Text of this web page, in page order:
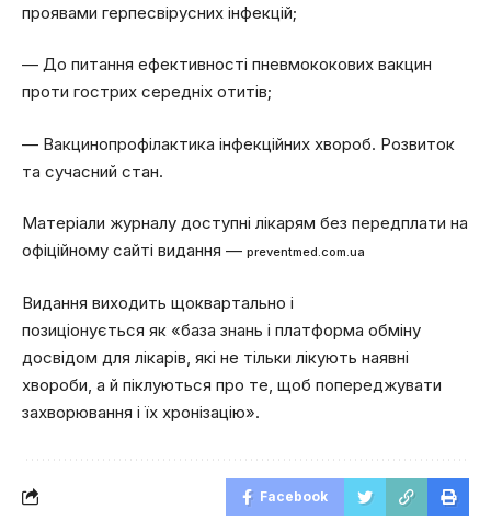
проявами герпесвірусних інфекцій;
— До питання ефективності пневмококових вакцин
проти гострих середніх отитів;
— Вакцинопрофілактика інфекційних хвороб. Розвиток
та сучасний стан.
Матеріали журналу доступні лікарям без передплати на
офіційному сайті видання — preventmed.com.ua
Видання виходить щоквартально і
позиціонується як «база знань і платформа обміну
досвідом для лікарів, які не тільки лікують наявні
хвороби, а й піклуються про те, щоб попереджувати
захворювання і їх хронізацію».
Facebook